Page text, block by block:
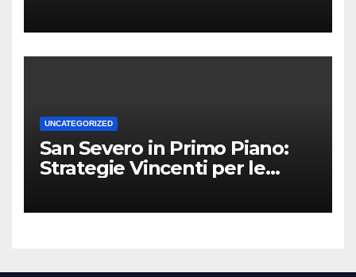
UNCATEGORIZED
San Severo in Primo Piano:
Strategie Vincenti per le
Territorio